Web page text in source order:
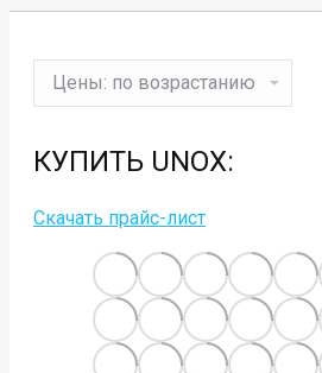
КУПИТЬ UNOX:
Скачать прайс-лист